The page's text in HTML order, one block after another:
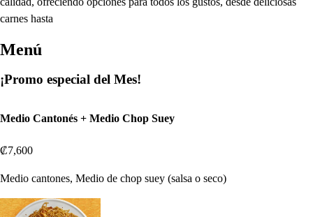
carnes hasta
Menú
¡Promo especial del Mes!
Medio Cantonés + Medio Chop Suey
₡7,600
Medio cantones, Medio de chop suey (salsa o seco)